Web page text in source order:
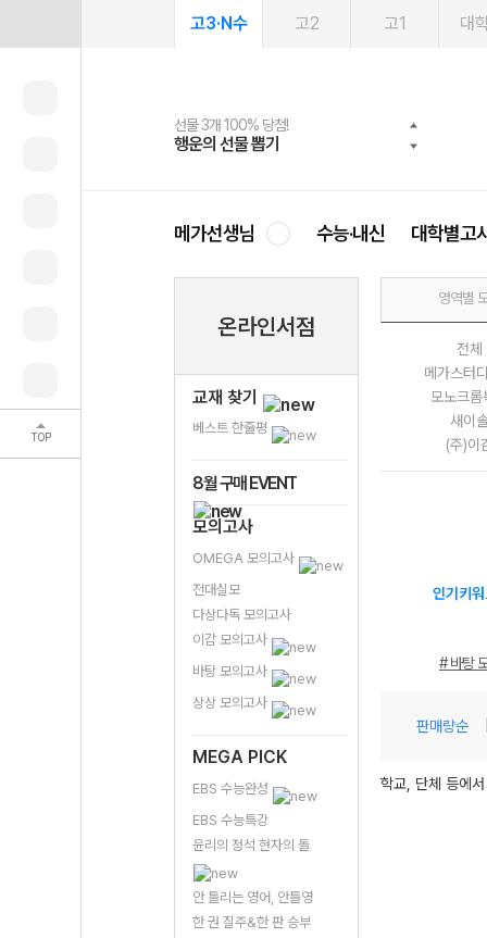
TOP
고3·N수 고2 고1 대
선물 3개 100% 당첨!
행운의 선물 뽑기
선물 100% 증정!
메가스터디 X 올리브
여름방학 스터디 캐시백
메가런 썸머스쿨
2027 러셀 단과
강사 공개선발
스마트러닝앱
설문 EVENT
메가패스
3일 무료 체험권
메가패스 수강생 무료혜택!
메가클럽 멤버십
사회공헌 캠페인
희망이룸 메가나눔
메가선생님 수능·내신 대학별고
온라인서점
교재 찾기
베스트 한줄평
8월 구매 EVENT
모의고사
OMEGA 모의고사
전대실모
다상다독 모의고사
이감 모의고사
바탕 모의고사
상상 모의고사
MEGA PICK
EBS 수능완성
EBS 수능특강
윤리의 정석 현자의 돌
안 틀리는 영어, 안틀영
한 권 질주&한 판 승부
영역별
전체
메가스터
모노크롬
새이
(주)이
인기키
# 바탕
판매량순
학교, 단체 등에